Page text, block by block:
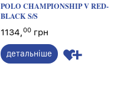
POLO CHAMPIONSHIP V RED-
BLACK S/S
1134,00 грн
детальніше